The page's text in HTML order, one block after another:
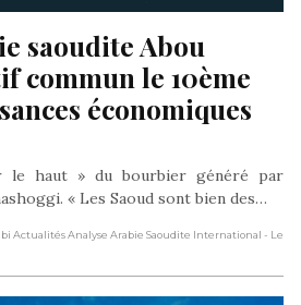
saoudite Abou
commun le 10ème
économiques
haut » du bourbier généré par
« Les Saoud sont bien des…
Actualités Analyse Arabie Saoudite International - Le